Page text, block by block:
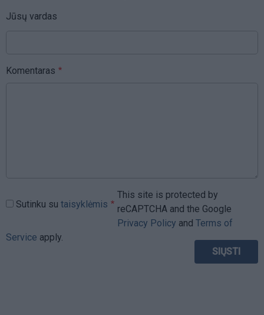
Jūsų vardas
Komentaras
Sutinku su taisyklėmis
This site is protected by
reCAPTCHA and the Google
Privacy Policy and Terms of
Service apply.